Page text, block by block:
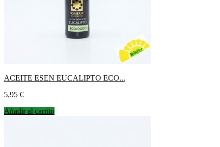
ACEITE ESEN EUCALIPTO ECO...
Precio
5,95 €
Añadir al carrito